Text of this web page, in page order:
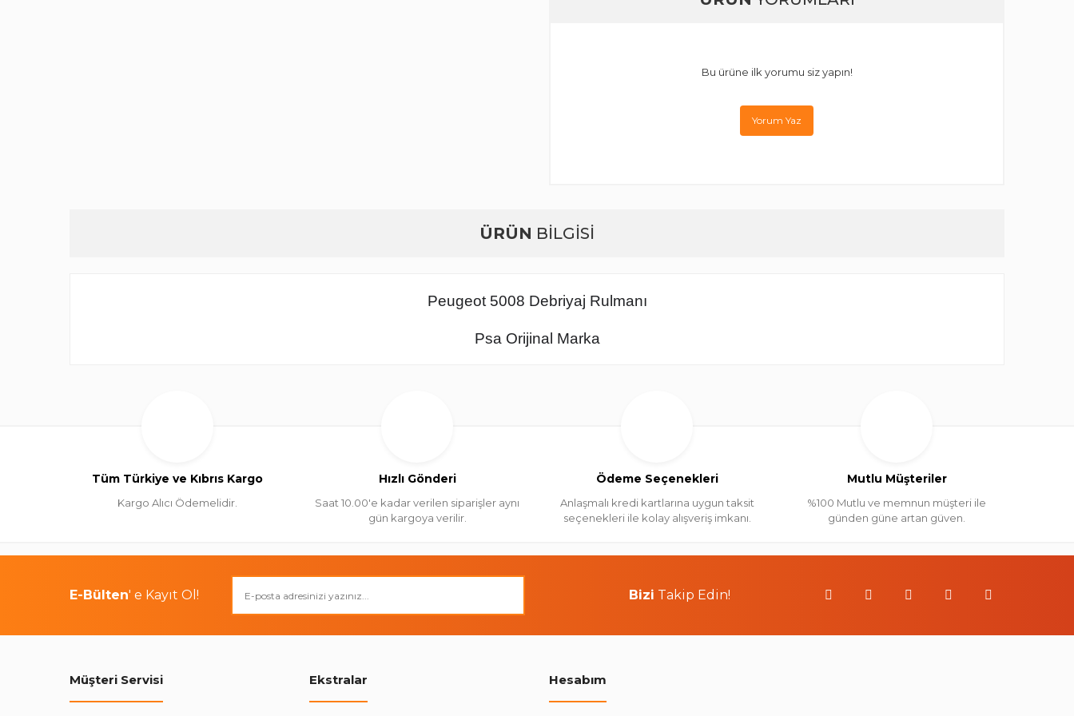
Bu ürüne ilk yorumu siz yapın!
Yorum Yaz
ÜRÜN BİLGİSİ
Peugeot 5008 Debriyaj Rulmanı
Psa Orijinal Marka
Tüm Türkiye ve Kıbrıs Kargo
Kargo Alıcı Ödemelidir.
Hızlı Gönderi
Saat 10.00'e kadar verilen siparişler aynı
gün kargoya verilir.
Ödeme Seçenekleri
Anlaşmalı kredi kartlarına uygun taksit
seçenekleri ile kolay alışveriş imkanı.
Mutlu Müşteriler
%100 Mutlu ve memnun müşteri ile
günden güne artan güven.
E-Bülten' e Kayıt Ol! Bizi Takip Edin!
Müşteri Servisi Ekstralar Hesabım